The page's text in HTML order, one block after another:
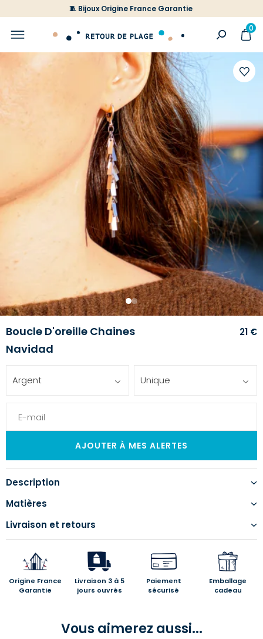
🧵 Bijoux Origine France Garantie
0
liste
1 2
Boucle D'oreille Chaines
Navidad
21 €
Argent Unique
Description
Matières
Livraison et retours
Origine France
Garantie
Livraison 3 à 5
jours ouvrés
Paiement
sécurisé
Emballage
cadeau
Vous aimerez aussi...